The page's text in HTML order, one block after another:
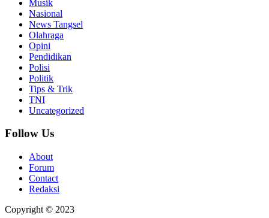
Musik
Nasional
News Tangsel
Olahraga
Opini
Pendidikan
Polisi
Politik
Tips & Trik
TNI
Uncategorized
Follow Us
About
Forum
Contact
Redaksi
Copyright © 2023